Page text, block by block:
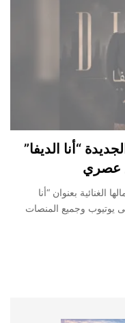
“أنا الديفا”
عصري
الغنائية بعنوان “أنا
يوتيوب وجميع المنصات